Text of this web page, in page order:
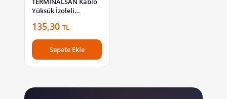
Yüksük İzoleli
Mavi TRM-CY 2.5 A
135,30 TL
Sepete Ekle